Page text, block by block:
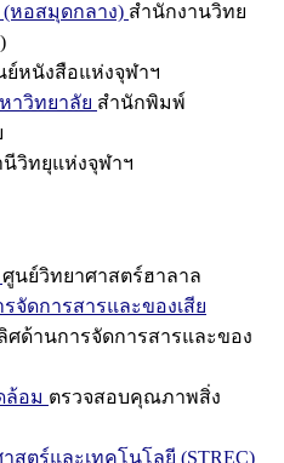
หอสมุดกลาง) สำนักงานวิทย
ย์หนังสือแห่งจุฬาฯ
าวิทยาลัย สำนักพิมพ์
นีวิทยุแห่งจุฬาฯ
ศูนย์วิทยาศาสตร์ฮาลาล
จัดการสารและของเสีย
ศด้านการจัดการสารและของ
ล้อม ตรวจสอบคุณภาพสิ่ง
สตร์และเทคโนโลยี (STREC)